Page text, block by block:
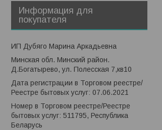
Информация для
покупателя
ИП Дубяго Марина Аркадьевна
Минская обл. Минский район.
Д.Богатырево, ул. Полесская 7,кв10
Дата регистрации в Торговом реестре/
Реестре бытовых услуг: 07.06.2021
Номер в Торговом реестре/Реестре
бытовых услуг: 511795, Республика
Беларусь